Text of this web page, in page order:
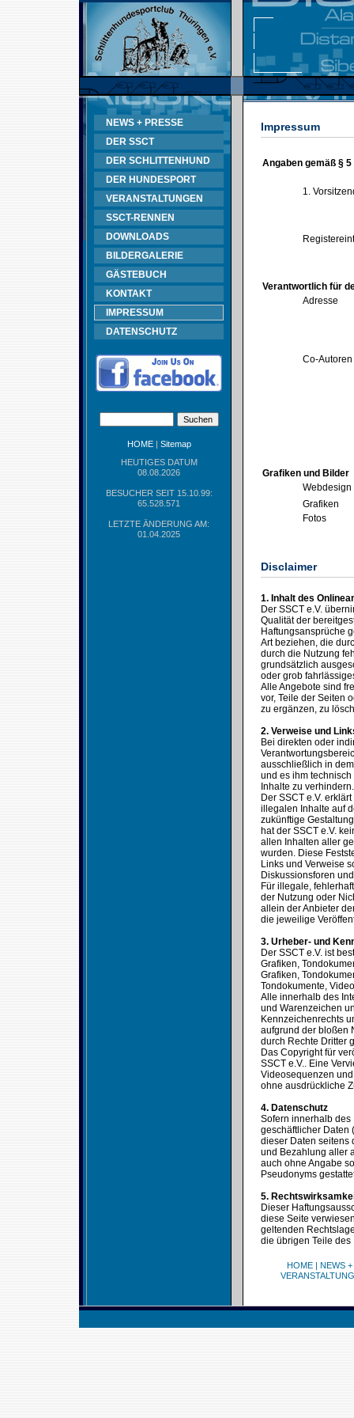
NEWS + PRESSE
DER SSCT
DER SCHLITTENHUND
DER HUNDESPORT
VERANSTALTUNGEN
SSCT-RENNEN
DOWNLOADS
BILDERGALERIE
GÄSTEBUCH
KONTAKT
IMPRESSUM
DATENSCHUTZ
HOME| Sitemap
HEUTIGES DATUM
08.08.2026
BESUCHER SEIT 15.10.99:
65.528.571
LETZTE ÄNDERUNG AM:
01.04.2025
Impressum
Angaben gemäß § 5
1.
Verantwortlich für
Adresse
Co-Autoren
Grafiken und Bilder
Webdesign
Grafiken
Fotos
Disclaimer
1. Inhalt des
Der SSCT e.V.
Qualität der
Haftungsansprüche
Art beziehen, die
durch die Nutzung
grundsätzlich
oder grob
Alle Angebote sind
vor, Teile der Seiten
zu ergänzen, zu
2. Verweise und
Bei direkten oder
ausschließlich in
und es ihm
Inhalte zu verhindern.
Der SSCT e.V.
illegalen Inhalte auf
zukünftige
hat der SSCT e.V.
allen Inhalten aller
wurden. Diese
Links und Verweise
Diskussionsforen
Für illegale,
der Nutzung oder
allein der Anbieter
die jeweilige
3. Urheber- und
Der SSCT e.V. ist
Grafiken,
Grafiken,
Tondokumente,
Alle innerhalb des
und Warenzeichen
Kennzeichenrechts
aufgrund der bloßen
durch Rechte Dritter
Das Copyright für
SSCT e.V.. Eine
Videosequenzen
ohne ausdrückliche
4. Datenschutz
Sofern innerhalb
geschäftlicher Daten
dieser Daten seitens
und Bezahlung aller
auch ohne Angabe
Pseudonyms
5.
Dieser
diese Seite
geltenden
die übrigen Teile
HOME| NEWS